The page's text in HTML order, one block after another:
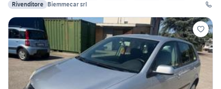
Rivenditore Biemmecar srl